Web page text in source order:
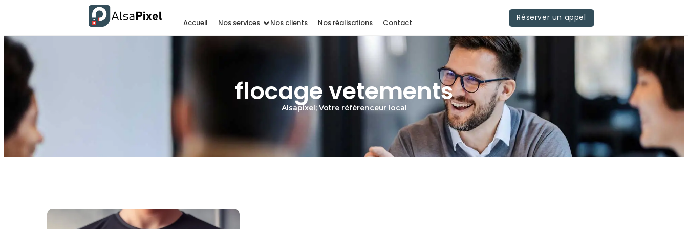
Accueil Nos services Nos clients Nos réalisations Contact
Réserver un appel
flocage vetements
Alsapixel; Votre référenceur local